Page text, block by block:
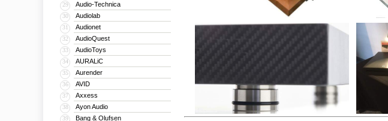
29 Audio-Technica
30 Audiolab
31 Audionet
32 AudioQuest
33 AudioToys
34 AURALiC
35 Aurender
36 AVID
37 Axxess
38 Ayon Audio
39 Bang & Olufsen